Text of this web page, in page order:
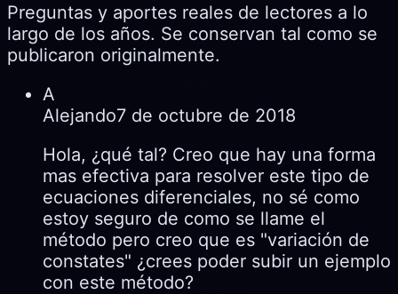
Preguntas y aportes reales de lectores a lo
largo de los años. Se conservan tal como se
publicaron originalmente.
A
Alejando7 de octubre de 2018
Hola, ¿qué tal? Creo que hay una forma
mas efectiva para resolver este tipo de
ecuaciones diferenciales, no sé como
estoy seguro de como se llame el
método pero creo que es "variación de
constates" ¿crees poder subir un ejemplo
con este método?